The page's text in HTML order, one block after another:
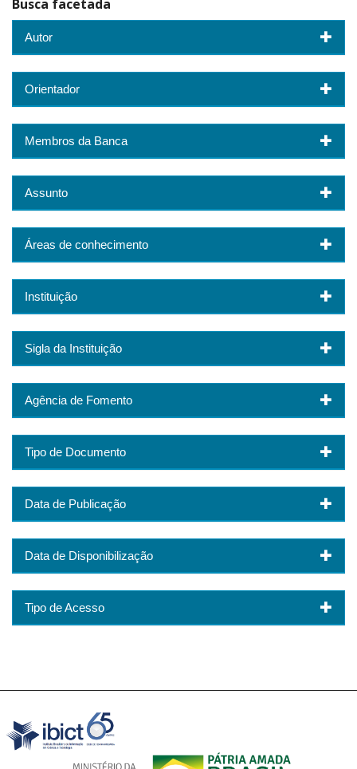
Busca facetada
Autor
Orientador
Membros da Banca
Assunto
Áreas de conhecimento
Instituição
Sigla da Instituição
Agência de Fomento
Tipo de Documento
Data de Publicação
Data de Disponibilização
Tipo de Acesso